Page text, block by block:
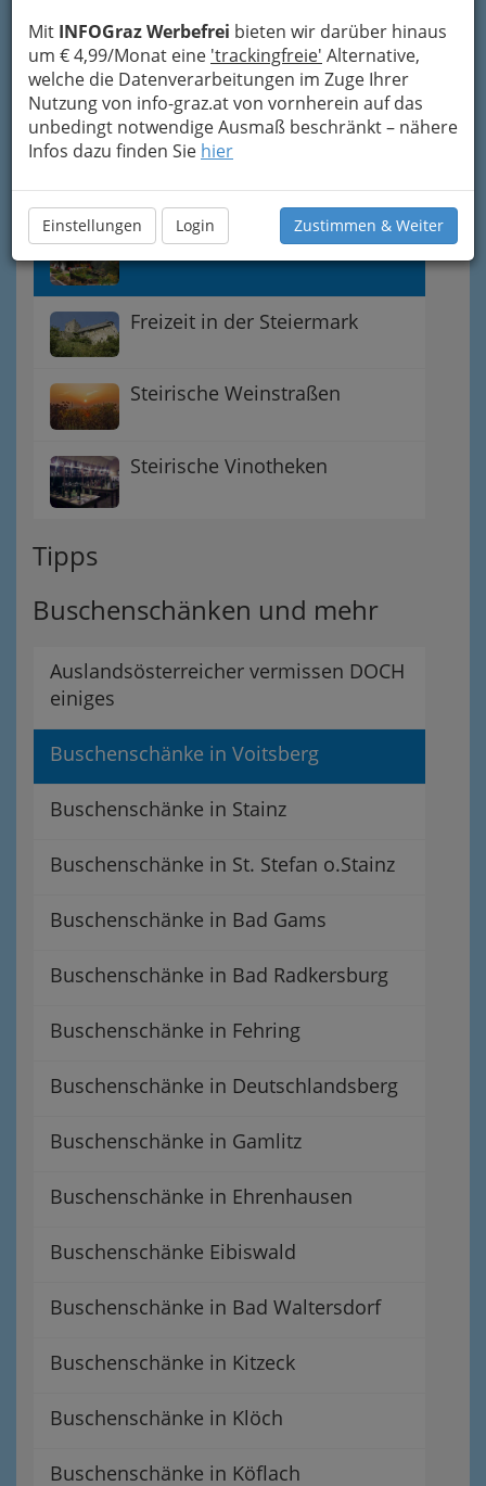
Mit INFOGraz Werbefrei bieten wir darüber hinaus
um € 4,99/Monat eine 'trackingfreie' Alternative,
welche die Datenverarbeitungen im Zuge Ihrer
Nutzung von info-graz.at von vornherein auf das
unbedingt notwendige Ausmaß beschränkt – nähere
Infos dazu finden Sie hier
Einstellungen Login Zustimmen & Weiter
Trachtenmode - Dirndln und
Lederhosen
Bio Produkte aus der
Steiermark
Buschenschank
Freizeit in der Steiermark
Steirische Weinstraßen
Steirische Vinotheken
Tipps
Buschenschänken und mehr
Auslandsösterreicher vermissen DOCH
einiges
Buschenschänke in Voitsberg
Buschenschänke in Stainz
Buschenschänke in St. Stefan o.Stainz
Buschenschänke in Bad Gams
Buschenschänke in Bad Radkersburg
Buschenschänke in Fehring
Buschenschänke in Deutschlandsberg
Buschenschänke in Gamlitz
Buschenschänke in Ehrenhausen
Buschenschänke Eibiswald
Buschenschänke in Bad Waltersdorf
Buschenschänke in Kitzeck
Buschenschänke in Klöch
Buschenschänke in Köflach